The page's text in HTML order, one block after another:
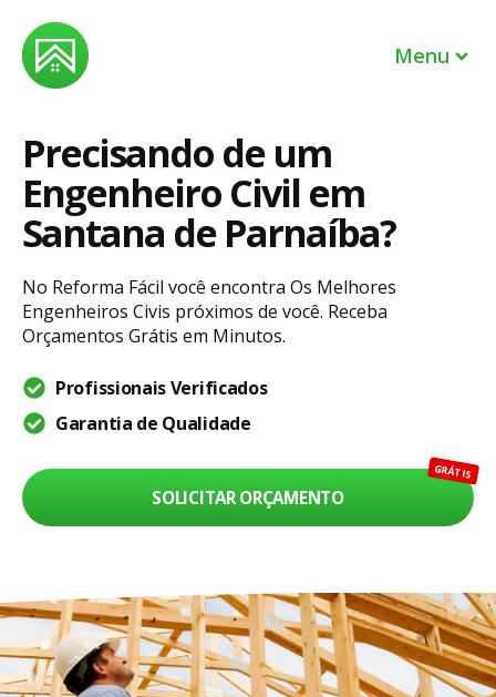
Menu
Profissionais
Lojas EM BREVE
Sou um profissional
Sou dono de uma loja
Entrar
Precisando de um
Engenheiro Civil em
Santana de Parnaíba?
No Reforma Fácil você encontra Os Melhores
Engenheiros Civis próximos de você. Receba
Orçamentos Grátis em Minutos.
Profissionais Verificados
Garantia de Qualidade
SOLICITAR ORÇAMENTO
GRÁTIS